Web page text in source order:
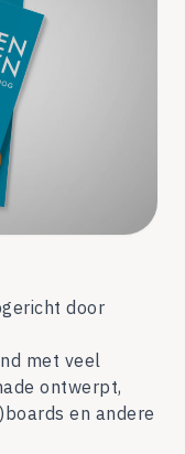
door
met veel
ontwerpt,
en andere